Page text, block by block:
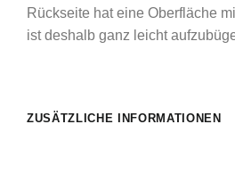
Rückseite hat eine Oberfläche
ist deshalb ganz leicht
ZUSÄTZLICHE INFORMATIONEN